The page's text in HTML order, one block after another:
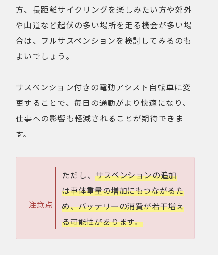
方、長距離サイクリングを楽しみたい方や郊外
や山道など起伏の多い場所を走る機会が多い場
合は、フルサスペンションを検討してみるのも
よいでしょう。
サスペンション付きの電動アシスト自転車に変
更することで、毎日の通勤がより快適になり、
仕事への影響も軽減されることが期待できま
す。
注意点
ただし、サスペンションの追加
は車体重量の増加にもつながるた
め、バッテリーの消費が若干増え
る可能性があります。